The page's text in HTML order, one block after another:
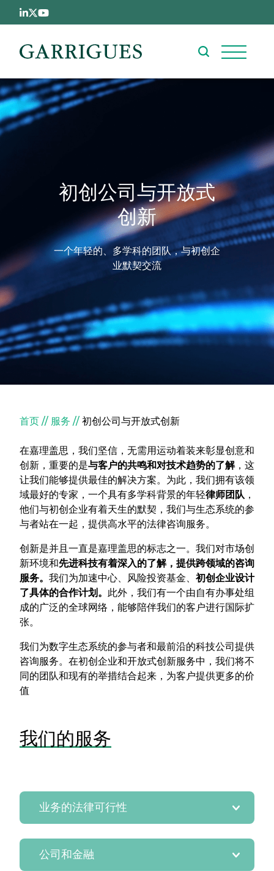
跳转到主要内容
初创公司与开放式
创新
一个年轻的、多学科的团队，与初创企
业默契交流
面包屑
首页 服务 初创公司与开放式创新
在嘉理盖思，我们坚信，无需用运动着装来彰显创意和
创新，重要的是与客户的共鸣和对技术趋势的了解，这
让我们能够提供最佳的解决方案。为此，我们拥有该领
域最好的专家，一个具有多学科背景的年轻律师团队 ，
他们与初创企业有着天生的默契，我们与生态系统的参
与者站在一起，提供高水平的法律咨询服务。
创新是并且一直是嘉理盖思的标志之一。我们对市场创
新环境和先进科技有着深入的了解，提供跨领域的咨询
服务。 我们为加速中心、风险投资基金、 初创企业设计
了具体的合作计划。 此外，我们有一个由自有办事处组
成的广泛的全球网络，能够陪伴我们的客户进行国际扩
张。
我们为数字生态系统的参与者和最前沿的科技公司提供
咨询服务。在初创企业和开放式创新服务中，我们将不
同的团队和现有的举措结合起来，为客户提供更多的价
值
我们的服务
业务的法律可行性
公司和金融